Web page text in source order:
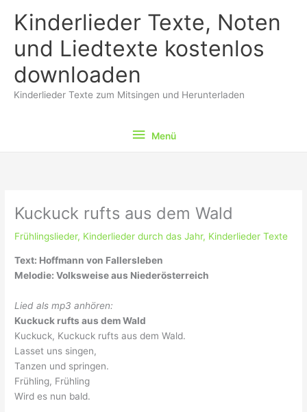
InhaltKinderlieder Texte, Noten
und Liedtexte kostenlos
downloaden
Kinderlieder Texte zum Mitsingen und Herunterladen
Menü
Menü
Kuckuck rufts aus dem Wald
Frühlingslieder, Kinderlieder durch das Jahr, Kinderlieder Texte
Text: Hoffmann von Fallersleben
Melodie: Volksweise aus Niederösterreich
Lied als mp3 anhören:
Kuckuck rufts aus dem Wald
Kuckuck, Kuckuck rufts aus dem Wald.
Lasset uns singen,
Tanzen und springen.
Frühling, Frühling
Wird es nun bald.